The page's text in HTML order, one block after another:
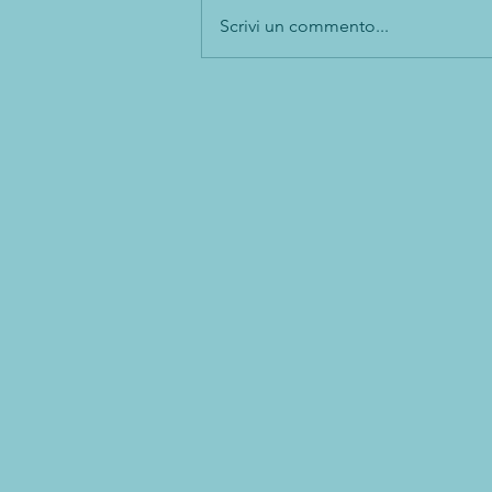
#tilibrounconsiglio
Scrivi un commento...